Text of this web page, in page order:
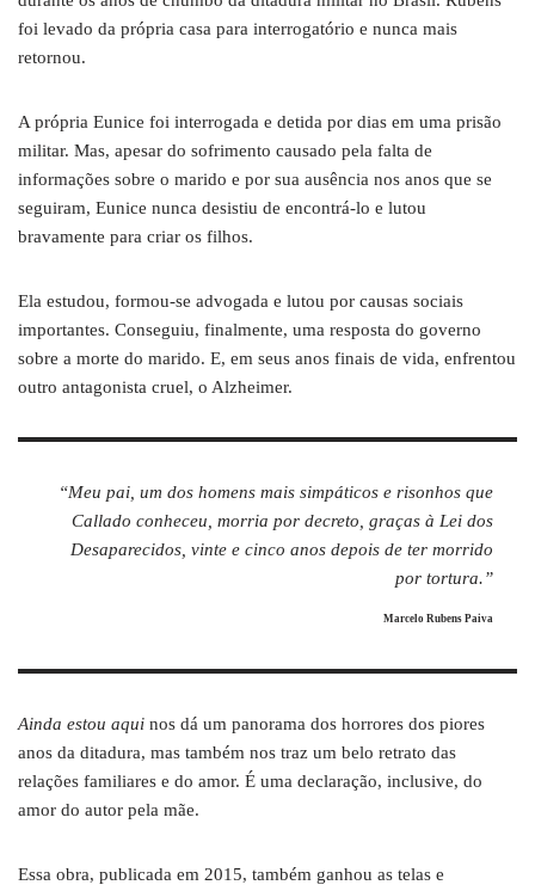
foi levado da própria casa para interrogatório e nunca mais
retornou.
A própria Eunice foi interrogada e detida por dias em uma prisão
militar. Mas, apesar do sofrimento causado pela falta de
informações sobre o marido e por sua ausência nos anos que se
seguiram, Eunice nunca desistiu de encontrá-lo e lutou
bravamente para criar os filhos.
Ela estudou, formou-se advogada e lutou por causas sociais
importantes. Conseguiu, finalmente, uma resposta do governo
sobre a morte do marido. E, em seus anos finais de vida, enfrentou
outro antagonista cruel, o Alzheimer.
“Meu pai, um dos homens mais simpáticos e risonhos que
Callado conheceu, morria por decreto, graças à Lei dos
Desaparecidos, vinte e cinco anos depois de ter morrido
por tortura.”
Marcelo Rubens Paiva
Ainda estou aqui nos dá um panorama dos horrores dos piores
anos da ditadura, mas também nos traz um belo retrato das
relações familiares e do amor. É uma declaração, inclusive, do
amor do autor pela mãe.
Essa obra, publicada em 2015, também ganhou as telas e